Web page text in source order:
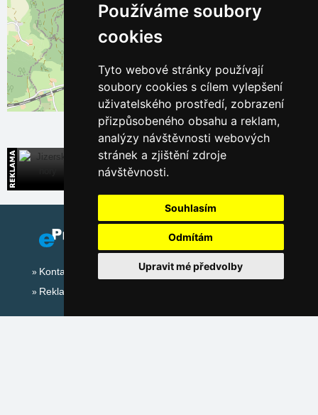
Používáme soubory
cookies
Tyto webové stránky používají
soubory cookies s cílem vylepšení
uživatelského prostředí, zobrazení
přizpůsobeného obsahu a reklam,
analýzy návštěvnosti webových
stránek a zjištění zdroje
návštěvnosti.
Souhlasím
Odmítám
Upravit mé předvolby
Leaflet| ©OpenStreetMapcontributors
Jizerské hory
Široká nabídka přímých kontaktů na ubytování
Kontakt
Reklama